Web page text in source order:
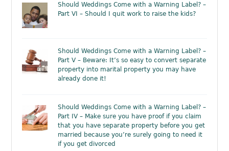
Should Weddings Come with a Warning Label? –
Part VI – Should I quit work to raise the kids?
Should Weddings Come with a Warning Label? –
Part V – Beware: It’s so easy to convert separate
property into marital property you may have
already done it!
Should Weddings Come with a Warning Label? –
Part IV – Make sure you have proof if you claim
that you have separate property before you get
married because you’re surely going to need it
if you get divorced